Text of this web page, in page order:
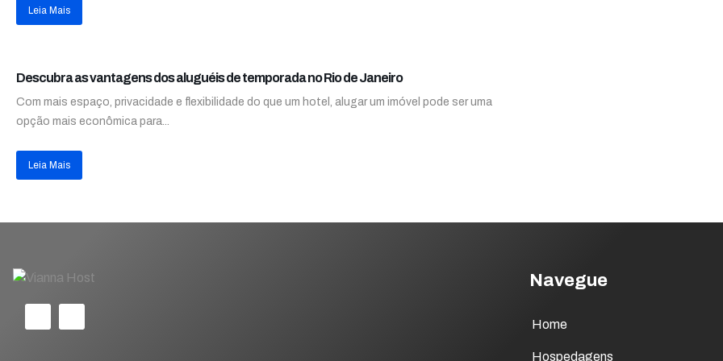
Leia Mais
Descubra as vantagens dos aluguéis de temporada no Rio de Janeiro
Com mais espaço, privacidade e flexibilidade do que um hotel, alugar um imóvel pode ser uma
opção mais econômica para...
Leia Mais
Navegue
Home
Hospedagens